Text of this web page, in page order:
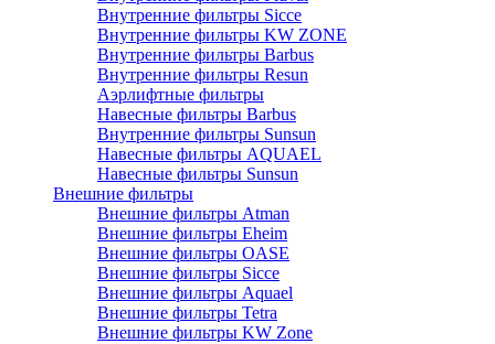
Внутренние фильтры Sicce
Внутренние фильтры KW ZONE
Внутренние фильтры Barbus
Внутренние фильтры Resun
Аэрлифтные фильтры
Навесные фильтры Barbus
Внутренние фильтры Sunsun
Навесные фильтры AQUAEL
Навесные фильтры Sunsun
Внешние фильтры
Внешние фильтры Atman
Внешние фильтры Eheim
Внешние фильтры OASE
Внешние фильтры Sicce
Внешние фильтры Aquael
Внешние фильтры Tetra
Внешние фильтры KW Zone